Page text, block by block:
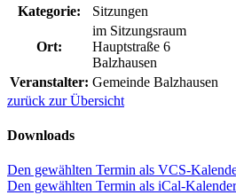
Kategorie:
Sitzungen
Ort:
im Sitzungsraum
Hauptstraße 6
Balzhausen
Veranstalter: Gemeinde Balzhausen
zurück zur Übersicht
Downloads
Den gewählten Termin als VCS-
Den gewählten Termin als iCal-